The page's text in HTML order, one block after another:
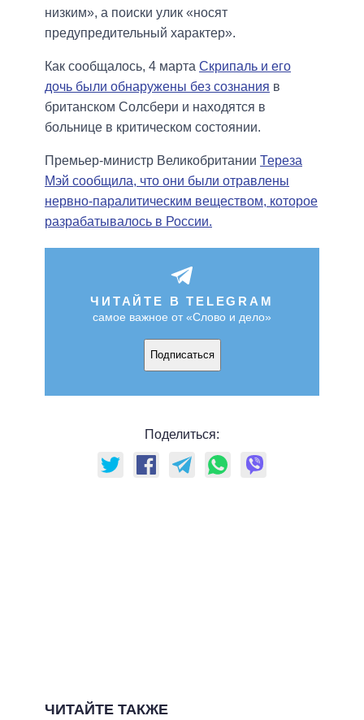
низким», а поиски улик «носят
предупредительный характер».
Как сообщалось, 4 марта Скрипаль и его
дочь были обнаружены без сознания в
британском Солсбери и находятся в
больнице в критическом состоянии.
Премьер-министр Великобритании Тереза
Мэй сообщила, что они были отравлены
нервно-паралитическим веществом, которое
разрабатывалось в России.
ЧИТАЙТЕ В TELEGRAM
самое важное от «Слово и дело»
Подписаться
Поделиться:
ЧИТАЙТЕ ТАКЖЕ